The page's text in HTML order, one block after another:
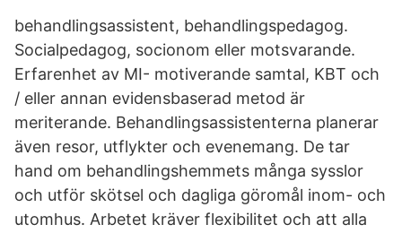
behandlingsassistent, behandlingspedagog.
Socialpedagog, socionom eller motsvarande.
Erfarenhet av MI- motiverande samtal, KBT och
/ eller annan evidensbaserad metod är
meriterande. Behandlingsassistenterna planerar
även resor, utflykter och evenemang. De tar
hand om behandlingshemmets många sysslor
och utför skötsel och dagliga göromål inom- och
utomhus. Arbetet kräver flexibilitet och att alla